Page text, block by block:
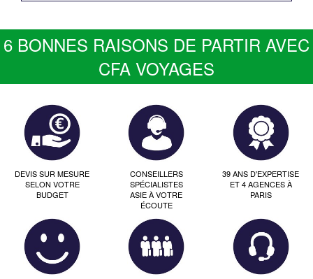
6 BONNES RAISONS DE PARTIR AVEC
CFA VOYAGES
DEVIS SUR MESURE
SELON VOTRE
BUDGET
CONSEILLERS
SPÉCIALISTES
ASIE À VOTRE
ÉCOUTE
39 ANS D'EXPERTISE
ET 4 AGENCES À
PARIS